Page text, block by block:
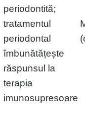
periodontită;
tratamentul
periodontal
îmbunătățește
răspunsul la
terapia
imunosupresoare